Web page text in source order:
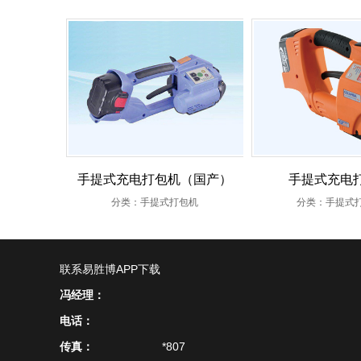
手提式充电打包机（国产）
分类：手提式打包机
手提式充电
分类：手提式
联系易胜博APP下载
冯经理：
电话：
传真：
*807